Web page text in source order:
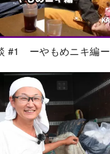
#1 ーやもめニキ編ー